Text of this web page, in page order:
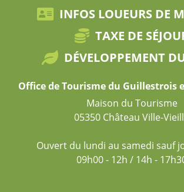
INFOS LOUEURS DE
TAXE DE
DÉVELOPPEMENT
Office de Tourisme du Guillestrois
Maison du Tourisme
05350 Château Ville-
Ouvert du lundi au samedi sauf
09h00 - 12h / 14h -